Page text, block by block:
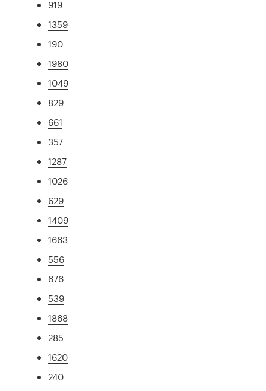
919
1359
190
1980
1049
829
661
357
1287
1026
629
1409
1663
556
676
539
1868
285
1620
240